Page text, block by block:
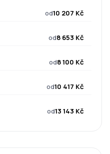
od10 207 Kč
od8 653 Kč
od8 100 Kč
od10 417 Kč
od13 143 Kč